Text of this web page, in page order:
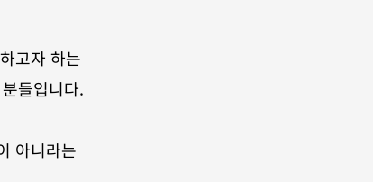
고자 하는
들입니다.
아니라는